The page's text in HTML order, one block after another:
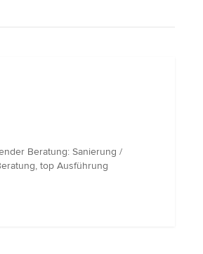
Beratung: Sanierung /
top Ausführung